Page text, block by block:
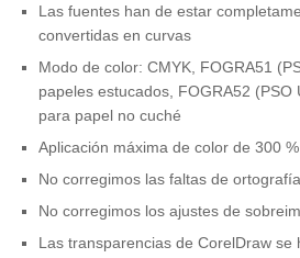
Las fuentes han de estar
convertidas en curvas
Modo de color: CMYK, FOGRA51
papeles estucados, FOGRA52 (PSO
para papel no cuché
Aplicación máxima de color de 300 %
No corregimos las faltas de
No corregimos los ajustes de
Las transparencias de CorelDraw se